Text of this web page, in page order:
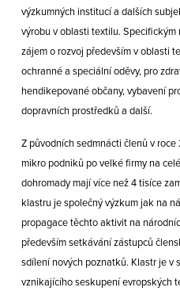
výzkumných institucí a dalších
výrobu v oblasti textilu.
zájem o rozvoj především v oblasti
ochranné a speciální oděvy, pro
hendikepované občany, vybavení
dopravních prostředků a další.
Z původních sedmnácti členů v
mikro podniků po velké firmy na
dohromady mají více než 4 tisíce
klastru je společný výzkum jak na
propagace těchto aktivit na
především setkávání zástupců
sdílení nových poznatků. Klastr je v
vznikajícího seskupení evropských